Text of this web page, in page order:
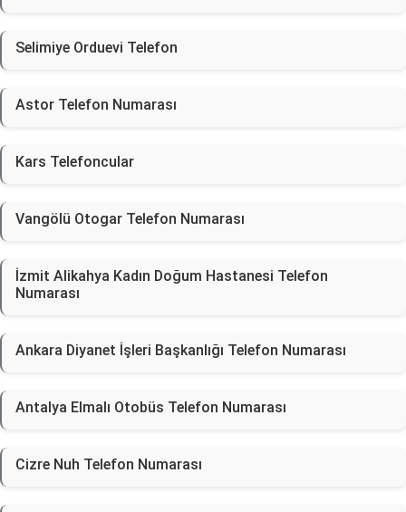
Selimiye Orduevi Telefon
Astor Telefon Numarası
Kars Telefoncular
Vangölü Otogar Telefon Numarası
İzmit Alikahya Kadın Doğum Hastanesi Telefon
Numarası
Ankara Diyanet İşleri Başkanlığı Telefon Numarası
Antalya Elmalı Otobüs Telefon Numarası
Cizre Nuh Telefon Numarası